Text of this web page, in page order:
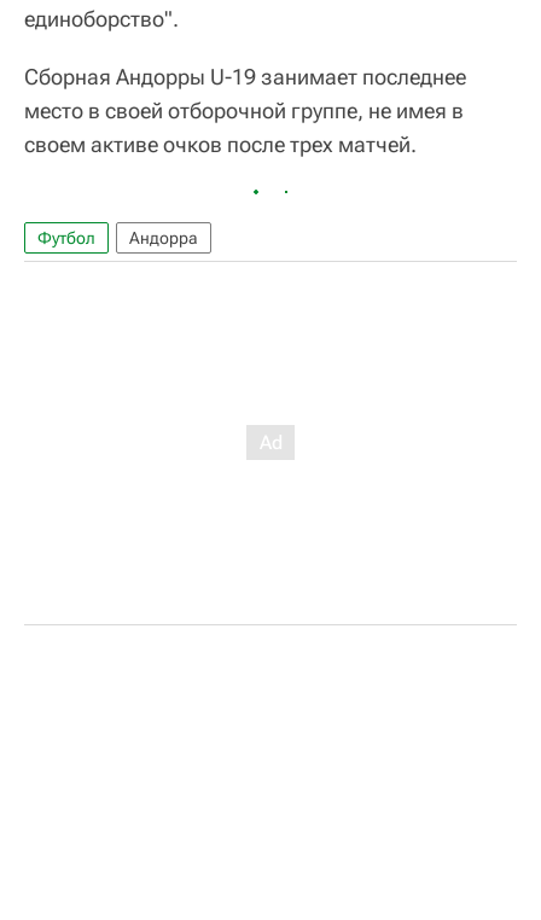
единоборство".
Сборная Андорры U-19 занимает последнее
место в своей отборочной группе, не имея в
своем активе очков после трех матчей.
Футбол Андорра